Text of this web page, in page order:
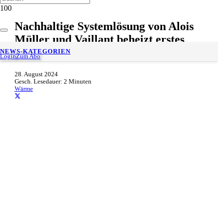
LoginZum Abo
NEWS-KATEGORIEN
Nachhaltige Systemlösung von Alois
Müller und Vaillant beheizt erstes
Mehrfamilienhaus
28. August 2024
Gesch. Lesedauer: 2 Minuten
Wärme